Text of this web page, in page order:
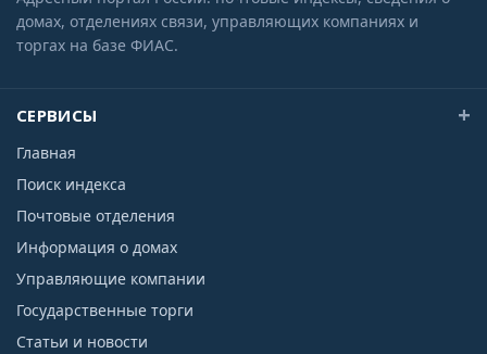
домах, отделениях связи, управляющих компаниях и
торгах на базе ФИАС.
СЕРВИСЫ
Главная
Поиск индекса
Почтовые отделения
Информация о домах
Управляющие компании
Государственные торги
Статьи и новости